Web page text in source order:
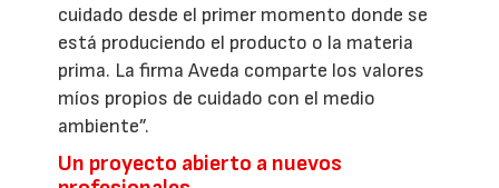
cuidado desde el primer momento donde se
está produciendo el producto o la materia
prima. La firma Aveda comparte los valores
míos propios de cuidado con el medio
ambiente”.
Un proyecto abierto a nuevos